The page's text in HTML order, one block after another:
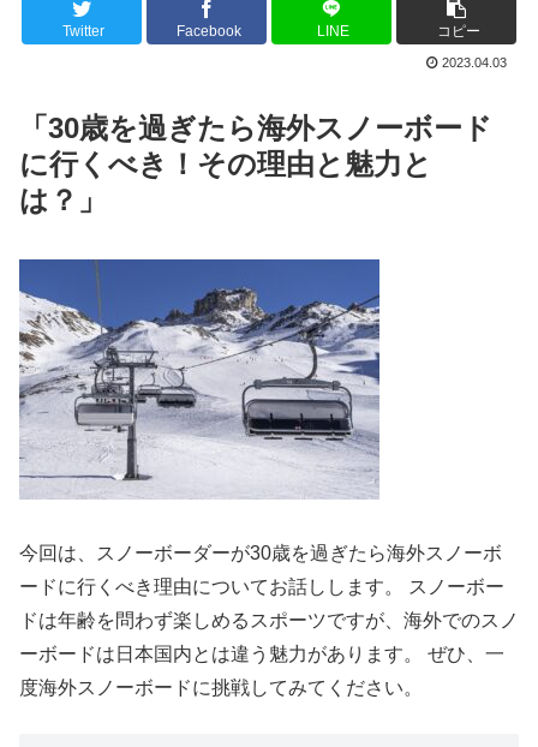
Twitter Facebook LINE コピー
2023.04.03
「30歳を過ぎたら海外スノーボード
に行くべき！その理由と魅力と
は？」
今回は、スノーボーダーが30歳を過ぎたら海外スノーボ
ードに行くべき理由についてお話しします。 スノーボー
ドは年齢を問わず楽しめるスポーツですが、海外でのスノ
ーボードは日本国内とは違う魅力があります。 ぜひ、一
度海外スノーボードに挑戦してみてください。